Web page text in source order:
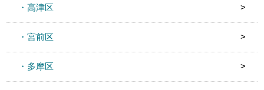
・高津区
・宮前区
・多摩区